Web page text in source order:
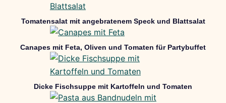
Tomatensalat mit angebratenem Speck und Blattsalat
Canapes mit Feta, Oliven und Tomaten für Partybuffet
Dicke Fischsuppe mit Kartoffeln und Tomaten